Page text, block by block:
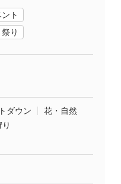
ト
祭り
ダウン
花・自然